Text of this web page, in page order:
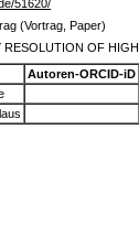
51620/
(Vortrag, Paper)
RESOLUTION OF
Autoren-ORCID-iD